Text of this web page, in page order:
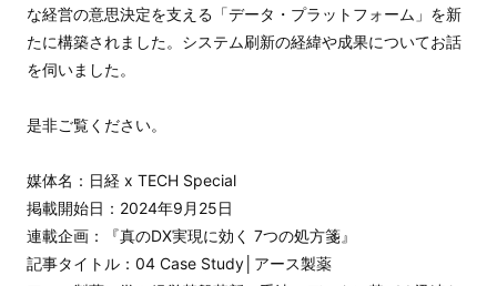
な経営の意思決定を支える「データ・プラットフォーム」を新
たに構築されました。システム刷新の経緯や成果についてお話
を伺いました。
是非ご覧ください。
媒体名：日経 x TECH Special
掲載開始日：2024年9月25日
連載企画：『真のDX実現に効く 7つの処方箋』
記事タイトル：04 Case Study│アース製薬